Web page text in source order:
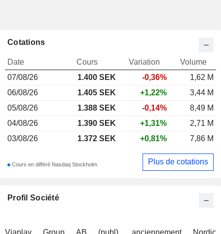
Profil Société
Viaplay Group AB (publ), anciennement Nordic
Cotations
Date Cours Variation
Volume
07/08/26
1.400 SEK -0,36%
1,62 M
06/08/26
1.405 SEK +1,22%
3,44 M
05/08/26
1.388 SEK -0,14%
8,49 M
04/08/26
1.390 SEK +1,31%
2,71 M
03/08/26
1.372 SEK +0,81% 7,86 M
Cours en différé Nasdaq Stockholm Plus de cotations